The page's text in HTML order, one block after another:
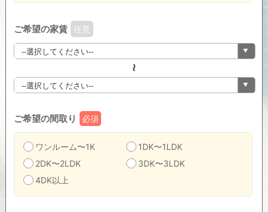
ご希望の家賃 任意
〜
ご希望の間取り 必須
ワンルーム〜1K
1DK〜1LDK
2DK〜2LDK
3DK〜3LDK
4DK以上